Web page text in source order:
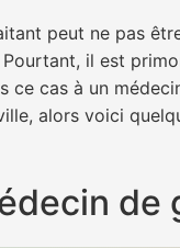
peut ne pas
il est
ce cas à un
alors voici